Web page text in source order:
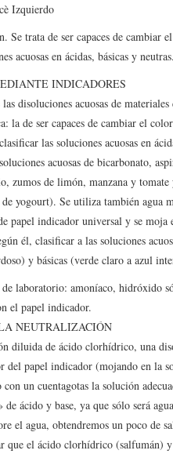
Izquierdo
trata de ser capaces de cambiar el
acuosas en ácidas, básicas y neutras.
INDICADORES
disoluciones acuosas de
la de ser capaces de cambiar el
las soluciones acuosas en
acuosas de bicarbonato,
de limón, manzana y tomate
yogourt). Se utiliza también agua
papel indicador universal y se moja
él, clasificar a las soluciones
y básicas (verde claro a azul
laboratorio: amoníaco, hidróxido
el papel indicador.
NEUTRALIZACIÓN
diluida de ácido clorhídrico, una
papel indicador (mojando en la
un cuentagotas la solución
ácido y base, ya que sólo será
el agua, obtendremos un poco de
que el ácido clorhídrico (salfumán)